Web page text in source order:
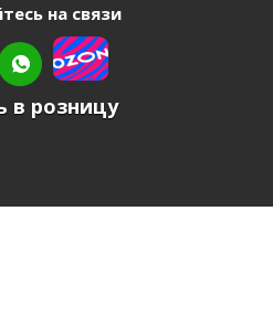
на связи
в розницу